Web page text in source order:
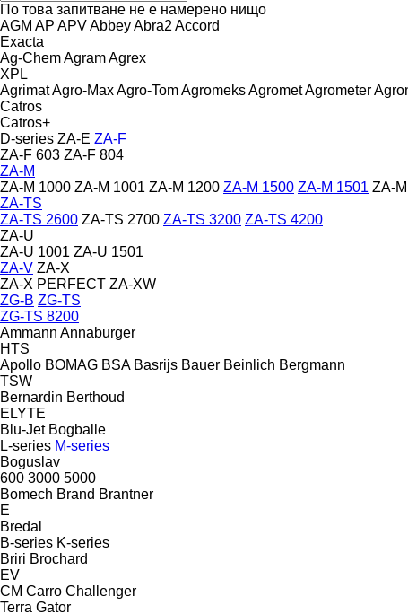
По това запитване не е намерено нищо
AGM AP APVAbbeyAbra2 Accord
Exacta
Ag-ChemAgramAgrex
XPL
AgrimatAgro-MaxAgro-TomAgromeksAgrometAgrometer
Catros
Catros+
D-series ZA-E ZA-F
ZA-F 603 ZA-F 804
ZA-M
ZA-M 1000 ZA-M 1001 ZA-M 1200 ZA-M 1500 ZA-M 1501 ZA-
ZA-TS
ZA-TS 2600 ZA-TS 2700 ZA-TS 3200 ZA-TS 4200
ZA-U
ZA-U 1001 ZA-U 1501
ZA-V ZA-X
ZA-X PERFECT ZA-XW
ZG-B ZG-TS
ZG-TS 8200
Ammann Annaburger
HTS
Apollo BOMAG BSA Basrijs Bauer Beinlich Bergmann
TSW
Bernardin Berthoud
ELYTE
Blu-Jet Bogballe
L-series M-series
Boguslav
600 3000 5000
Bomech Brand Brantner
E
Bredal
B-series K-series
Briri Brochard
EV
CM Carro Challenger
Terra Gator